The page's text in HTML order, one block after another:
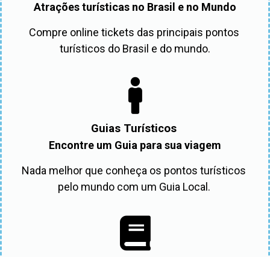
Atrações turísticas no Brasil e no Mundo
Compre online tickets das principais pontos
turísticos do Brasil e do mundo.
Guias Turísticos
Encontre um Guia para sua viagem
Nada melhor que conheça os pontos turísticos
pelo mundo com um Guia Local.